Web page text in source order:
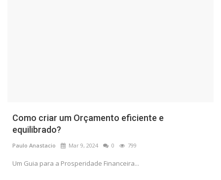
Como criar um Orçamento eficiente e
equilibrado?
Paulo Anastacio Mar 9, 2024 0 799
Um Guia para a Prosperidade Financeira...